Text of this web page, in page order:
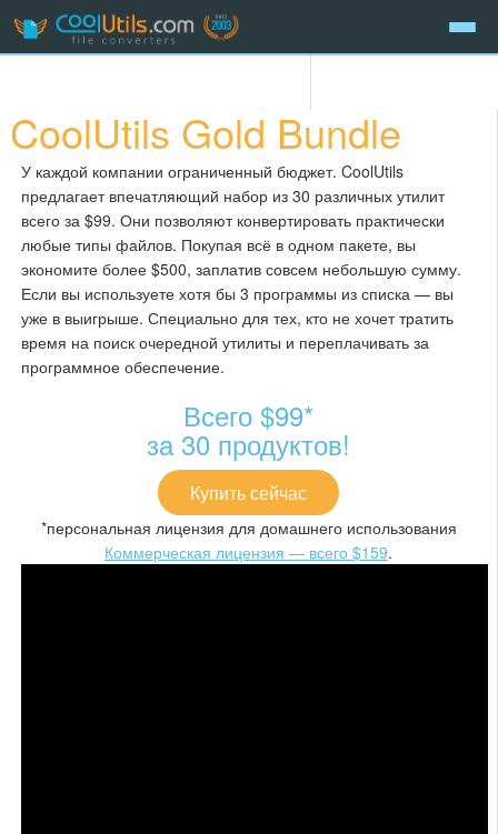
CoolUtils Gold Bundle
У каждой компании ограниченный бюджет. CoolUtils
предлагает впечатляющий набор из 30 различных утилит
всего за $99. Они позволяют конвертировать практически
любые типы файлов. Покупая всё в одном пакете, вы
экономите более $500, заплатив совсем небольшую сумму.
Если вы используете хотя бы 3 программы из списка — вы
уже в выигрыше. Специально для тех, кто не хочет тратить
время на поиск очередной утилиты и переплачивать за
программное обеспечение.
Всего $99*
за 30 продуктов!
Купить сейчас
*персональная лицензия для домашнего использования
Коммерческая лицензия — всего $159.